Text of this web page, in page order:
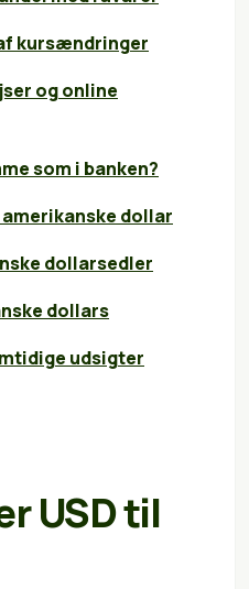
kursændringer
og online
som i banken?
dollar
dollarsedler
dollars
udsigter
USD til